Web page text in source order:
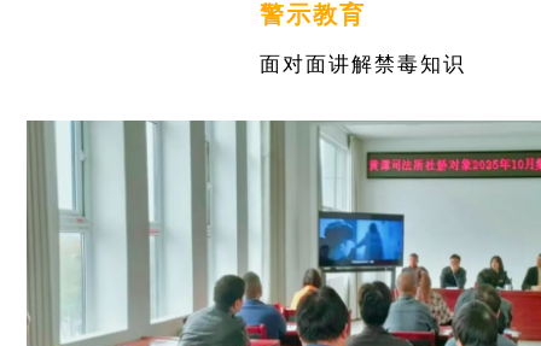
警示教育
面对面讲解禁毒知识